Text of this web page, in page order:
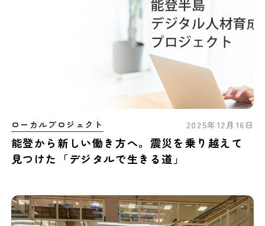
ローカルプロジェクト 2025年12月16日
能登から新しい働き方へ。震災を乗り越えて
見つけた「デジタルで生きる道」